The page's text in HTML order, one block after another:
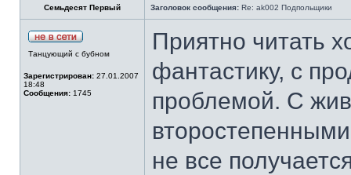
Семьдесят Первый Заголовок сообщения: Re: ak002 Подпольщики
Танцующий с бубном
Зарегистрирован: 27.01.2007
18:48
Сообщения: 1745
Приятно читать
фантастику, с
проблемой. С
не все